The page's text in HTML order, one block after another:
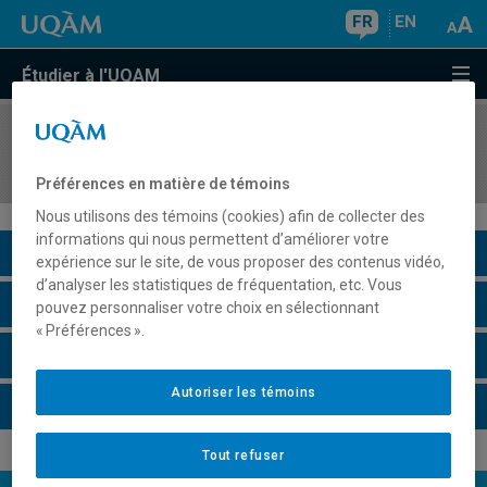
FR EN
Étudier à l'UQAM
COURS//
Description du cours
Horaire - Été 2026
Préférences en matière de témoins
Nous utilisons des témoins (cookies) afin de collecter des
informations qui nous permettent d’améliorer votre
expérience sur le site, de vous proposer des contenus vidéo,
d’analyser les statistiques de fréquentation, etc. Vous
pouvez personnaliser votre choix en sélectionnant
« Préférences ».
Tout refuser
Autoriser les témoins